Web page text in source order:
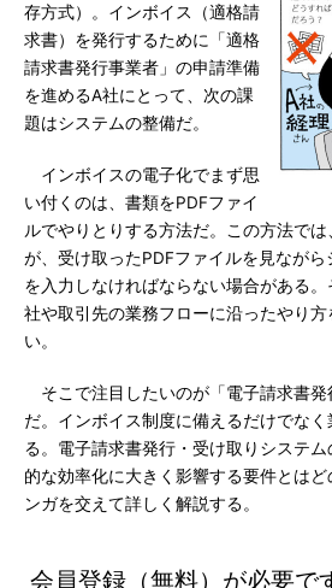
存方式）。インボイス（適格請
求書）を発行するために「適格
請求書発行事業者」の申請準備
を進めるA社にとって、次の課
題はシステムの整備だ。
インボイスの電子化でまず思
い付くのは、書類をPDFファイ
ルでやりとりする方法だ。この方法で
が、受け取ったPDFファイルを見なが
を入力しなければならない場合がある
社や取引先の業務フローに沿ったやり
い。
そこで注目したいのが「電子請求書発
だ。インボイス制度に備えるだけでな
る。電子請求書発行・受け取りシステ
的な効率化に大きく影響する要件とは
ンガを交えて詳しく解説する。
会員登録（無料）が必要で